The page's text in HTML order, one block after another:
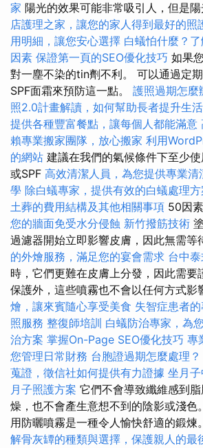
家 陽光的效果可能非常吸引人，但是陽
店護理之家，讓您的家人得到最好的照
用明細，讓您安心選擇 白蟻怕什麼？
因素 保證第一頁的SEO優化技巧 如果
對一塵不染的tin劑不利。 可以通過定
SPF面霜來預防這一點。 護照過期怎麼
照2.0計畫解讀，如何幫助長者提升生
提供各種豐富餐點，讓每個人都能滿意
賴專業搬家團隊，放心搬家 利用
的網站 建議在我們的氣候條件下至少使
或SPF 高效清潔人員，為您提供專業清
學 除白蟻專家，提供有效的白蟻處理方
土葬的費用結構及其他相關事項 50因
您的牆面免受水分侵蝕 新竹撥筋技術
過濾器開始立即影響皮膚，因此無需等
的外燴服務，滿足您的宴會需求 台中
時，它們更難在皮膚上分發，因此需要
保護外，這些噴霧也不會以任何方式影
燴，讓來賓隨心享受美食 失智症患者
照服務 整復師培訓 白蟻防治專家，為
治方案 掌握On-Page SEO優化技巧 專
您管理日常財務 台胞證過期怎麼處理？
蒐證，徵信社如何提供有力證據 坐月
月子照護方案 它們不會導致纖維感到
燥，也不會產生意想不到的陰影或淺色
用防曬噴霧是一種令人愉快舒適的鍛煉
解骨灰罈的種類與選擇，保護親人的最